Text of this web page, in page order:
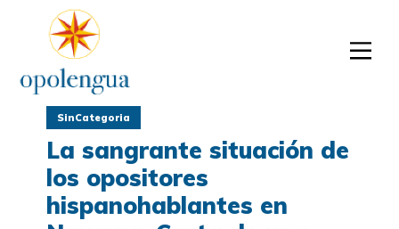
SinCategoria
La sangrante situación de
los opositores
hispanohablantes en